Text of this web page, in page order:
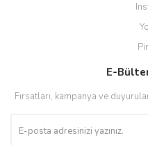
E-
Fırsatları, kampanya ve